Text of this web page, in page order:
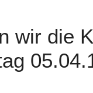
wir die